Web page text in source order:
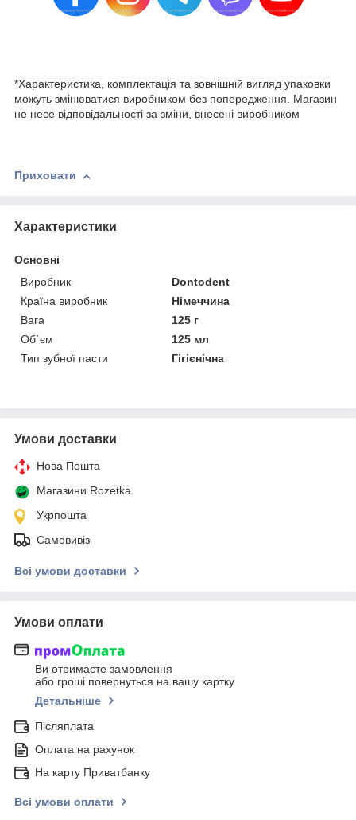
*Характеристика, комплектація та зовнішній вигляд упаковки
можуть змінюватися виробником без попередження. Магазин
не несе відповідальності за зміни, внесені виробником
Приховати
Характеристики
Основні
Виробник
Dontodent
Країна виробник
Німеччина
Вага
125 г
Об`єм
125 мл
Тип зубної пасти
Гігієнічна
Умови доставки
Нова Пошта
Магазини Rozetka
Укрпошта
Самовивіз
Всі умови доставки
Умови оплати
Ви отримаєте замовлення
або гроші повернуться на вашу картку
Детальніше
Післяплата
Оплата на рахунок
На карту Приватбанку
Всі умови оплати